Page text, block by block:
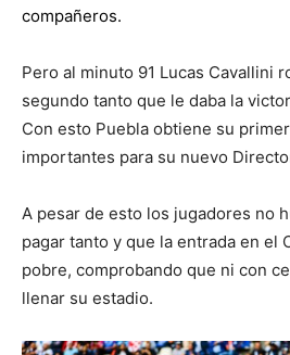
compañeros.
Pero al minuto 91 Lucas Cavallini
segundo tanto que le daba la
Con esto Puebla obtiene su
importantes para su nuevo
A pesar de esto los jugadores no
pagar tanto y que la entrada en el
pobre, comprobando que ni con
llenar su estadio.